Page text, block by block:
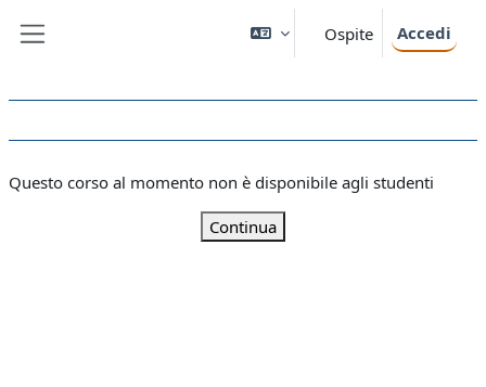
Ospite Accedi
Questo corso al momento non è disponibile agli studenti
Continua